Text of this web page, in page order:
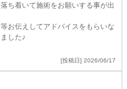
ち着いて施術をお願いする事が出
お伝えしてアドバイスをもらいな
した♪
[投稿日] 2026/06/17